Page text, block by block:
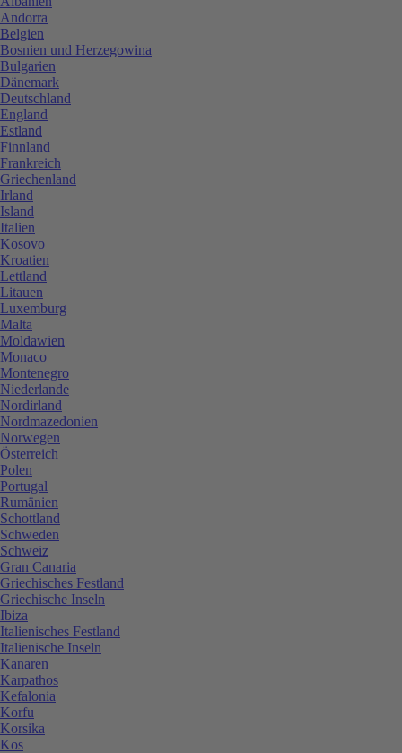
Andorra
Belgien
Bosnien und Herzegowina
Bulgarien
Dänemark
Deutschland
England
Estland
Finnland
Frankreich
Griechenland
Irland
Island
Italien
Kosovo
Kroatien
Lettland
Litauen
Luxemburg
Malta
Moldawien
Monaco
Montenegro
Niederlande
Nordirland
Nordmazedonien
Norwegen
Österreich
Polen
Portugal
Rumänien
Schottland
Schweden
Schweiz
Gran Canaria
Griechisches Festland
Griechische Inseln
Ibiza
Italienisches Festland
Italienische Inseln
Kanaren
Karpathos
Kefalonia
Korfu
Korsika
Kos